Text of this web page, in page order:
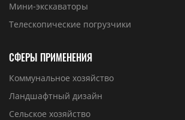
Мини-экскаваторы
Телескопические погрузчики
СФЕРЫ ПРИМЕНЕНИЯ
Коммунальное хозяйство
Ландшафтный дизайн
Сельское хозяйство